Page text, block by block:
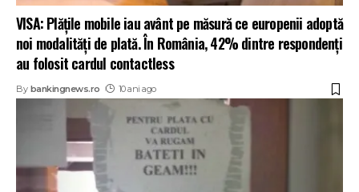
VISA: Plăţile mobile iau avânt pe măsură ce europenii adoptă
noi modalităţi de plată. În România, 42% dintre respondenţi
au folosit cardul contactless
By bankingnews.ro 10 ani ago